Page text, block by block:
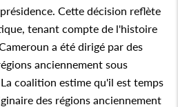
Cette décision reflète
tenant compte de l'histoire
a été dirigé par des
anciennement sous
coalition estime qu'il est temps
des régions anciennement